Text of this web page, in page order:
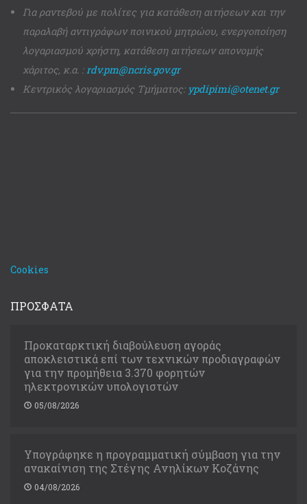
Για ραντεβού με πολίτες για κατάθεση αιτήσεων και την
παραλαβή αντιγράφων ποινικού μητρώου, ενεργοποίηση
λογαριασμού χρήστη, κατάθεση αιτήσεων απονομής
χάριτος, κ.α. :rdv.pm@ncris.gov.gr
Κεντρικός λογαριασμός Τμήματος: ypdipimi@otenet.gr
Cookies
ΠΡΟΣΦΑΤΑ
Προκαταρκτική διαβούλευση αγοράς
αποκλειστικά επί των τεχνικών προδιαγραφών
για την προμήθεια 3.370 φορητών
ηλεκτρονικών υπολογιστών
05/08/2026
Υπογράφηκε η προγραμματική σύμβαση για την
ανακαίνιση της Στέγης Ανηλίκων Κοζάνης
04/08/2026